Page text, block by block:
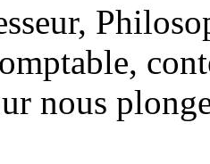
nous